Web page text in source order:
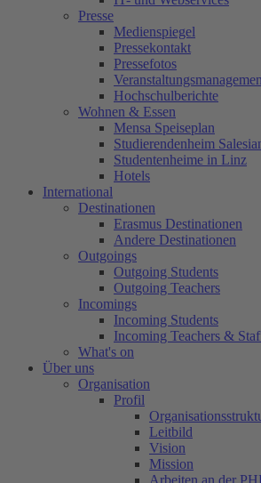
Presse
Medienspiegel
Pressekontakt
Pressefotos
Hochschulberichte
Wohnen & Essen
Mensa Speiseplan
Studierendenheim
Studentenheime in Linz
Hotels
International
Destinationen
Erasmus Destinationen
Andere Destinationen
Outgoings
Outgoing Students
Outgoing Teachers
Incomings
Incoming Students
Incoming Teachers &
What's on
Über uns
Organisation
Profil
Leitbild
Vision
Mission
Arbeiten an der